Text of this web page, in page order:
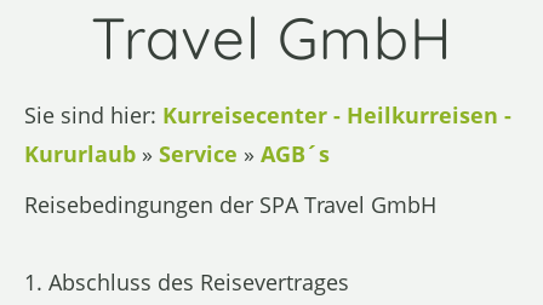
Travel GmbH
Sie sind hier: Kurreisecenter - Heilkurreisen -
Kururlaub » Service » AGB´s
Reisebedingungen der SPA Travel GmbH
1. Abschluss des Reisevertrages